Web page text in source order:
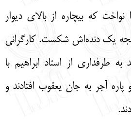
نواخت که بیچاره از بالای دیوار
یک دنده‌اش شکست. کارگرانی
طرفداری از استاد ابراهیم با
آجر به جان یعقوب افتادند و